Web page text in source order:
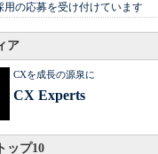
用の応募を受け付けています
ア
CXを成長の源泉に
CX Experts
ップ10